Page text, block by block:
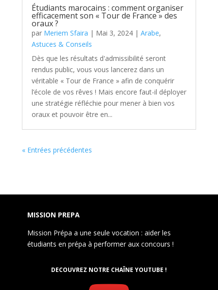
Étudiants marocains : comment organiser
efficacement son « Tour de France » des
oraux ?
par Meriem Sfaira | Mai 3, 2024| Arabe,
Astuces & Conseils
Dès que les résultats d'admissibilité seront
rendus public, vous vous lancerez dans un
véritable « Tour de France » afin de conquérir
l’école de vos rêves ! Mais encore faut-il déployer
une stratégie réfléchie pour mener à bien vos
oraux et pouvoir être en...
« Entrées précédentes
MISSION PREPA
Mission Prépa a une seule vocation : aider les
étudiants en prépa à performer aux concours !
DECOUVREZ NOTRE CHAÎNE YOUTUBE !